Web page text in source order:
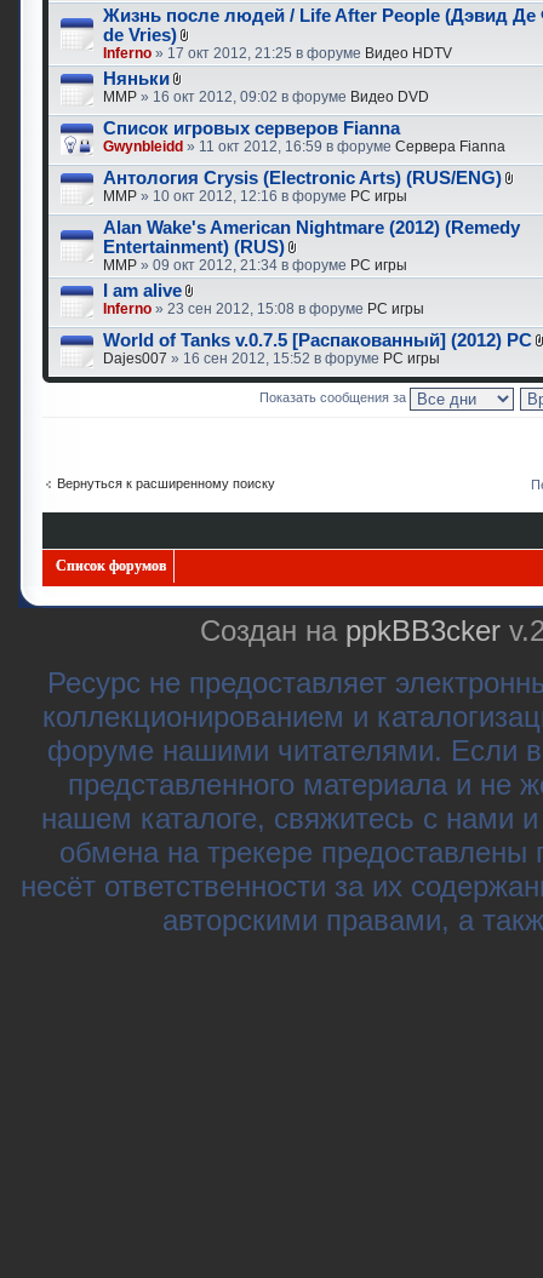
Жизнь после людей / Life After People (Дэвид Де
de Vries)
Inferno » 17 окт 2012, 21:25 в форуме Видео HDTV
Няньки
MMP » 16 окт 2012, 09:02 в форуме Видео DVD
Список игровых серверов Fianna
Gwynbleidd » 11 окт 2012, 16:59 в форуме Сервера Fianna
Антология Crysis (Electronic Arts) (RUS/ENG)
MMP » 10 окт 2012, 12:16 в форуме PC игры
Alan Wake's American Nightmare (2012) (Remedy
Entertainment) (RUS)
MMP » 09 окт 2012, 21:34 в форуме PC игры
I am alive
Inferno » 23 сен 2012, 15:08 в форуме PC игры
World of Tanks v.0.7.5 [Распакованный] (2012) PC
Dajes007 » 16 сен 2012, 15:52 в форуме PC игры
Показать сообщения за
Вернуться к расширенному поиску
Список форумов
Создан на ppkBB3cker
Ресурс не предоставляет
коллекционированием и
форуме нашими читателями. Если
представленного материала и не
нашем каталоге, свяжитесь с нами
обмена на трекере
несёт ответственности за их
авторскими правами, а